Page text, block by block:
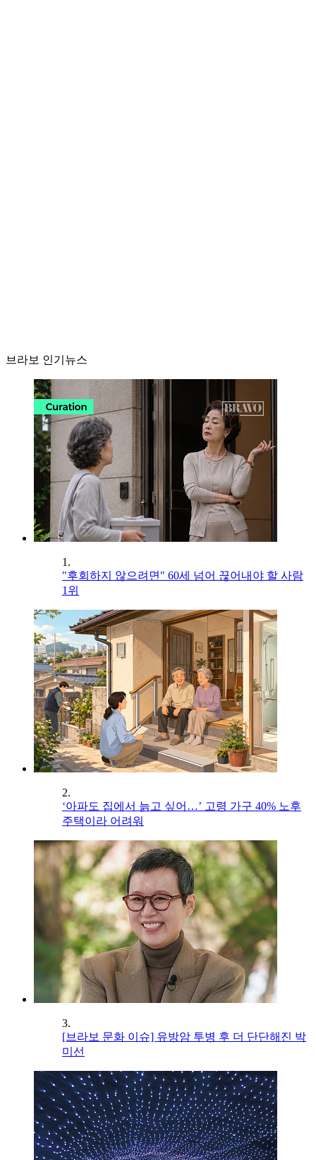
브라보 인기뉴스
1.
"후회하지 않으려면" 60세 넘어 끊어내야 할 사람
1위
2.
‘아파도 집에서 늙고 싶어…’ 고령 가구 40% 노후
주택이라 어려워
3.
[브라보 문화 이슈] 유방암 투병 후 더 단단해진 박
미선